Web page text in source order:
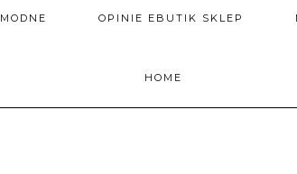
OPINIE EBUTIK SKLEP
HOME